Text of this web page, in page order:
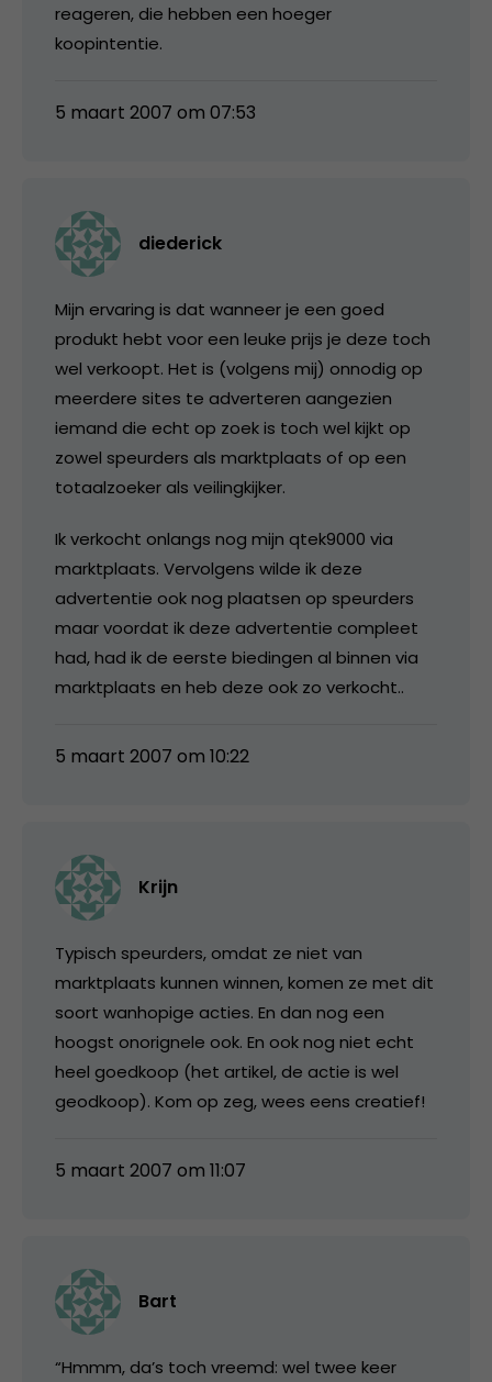
reageren, die hebben een hoeger
koopintentie.
5 maart 2007 om 07:53
diederick
Mijn ervaring is dat wanneer je een goed
produkt hebt voor een leuke prijs je deze toch
wel verkoopt. Het is (volgens mij) onnodig op
meerdere sites te adverteren aangezien
iemand die echt op zoek is toch wel kijkt op
zowel speurders als marktplaats of op een
totaalzoeker als veilingkijker.
Ik verkocht onlangs nog mijn qtek9000 via
marktplaats. Vervolgens wilde ik deze
advertentie ook nog plaatsen op speurders
maar voordat ik deze advertentie compleet
had, had ik de eerste biedingen al binnen via
marktplaats en heb deze ook zo verkocht..
5 maart 2007 om 10:22
Krijn
Typisch speurders, omdat ze niet van
marktplaats kunnen winnen, komen ze met dit
soort wanhopige acties. En dan nog een
hoogst onorignele ook. En ook nog niet echt
heel goedkoop (het artikel, de actie is wel
geodkoop). Kom op zeg, wees eens creatief!
5 maart 2007 om 11:07
Bart
“Hmmm, da’s toch vreemd: wel twee keer